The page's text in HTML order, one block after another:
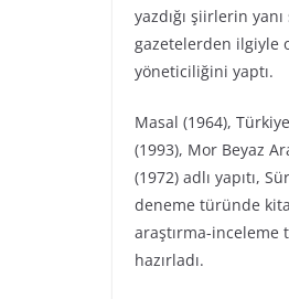
yazdığı şiirlerin
gazetelerden ilgiyle
yöneticiliğini yaptı.
Masal (1964),
(1993), Mor Beyaz
(1972) adlı yapıtı,
deneme türünde
araştırma-
hazırladı.